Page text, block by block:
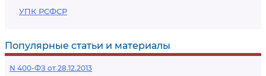
УПК РСФСР
Популярные статьи и материалы
N 400-ФЗ от 28.12.2013